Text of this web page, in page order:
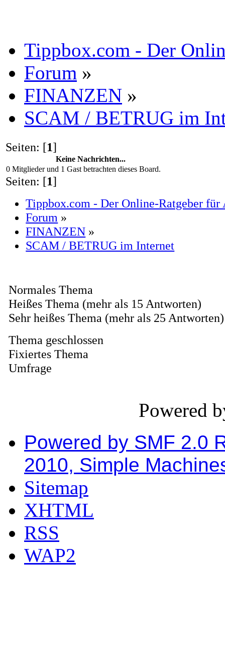
Tippbox.com - Der
Forum »
FINANZEN »
SCAM / BETRUG im
Seiten: [1]
Keine Nachrichten...
0 Mitglieder und 1 Gast betrachten dieses Board.
Seiten: [1]
Tippbox.com - Der Online-Ratgeber für
Forum »
FINANZEN »
SCAM / BETRUG im Internet
Normales Thema
Heißes Thema (mehr als 15 Antworten)
Sehr heißes Thema (mehr als 25 Antworten)
Thema geschlossen
Fixiertes Thema
Umfrage
Powered
Powered by SMF 2.0
2010, Simple
Sitemap
XHTML
RSS
WAP2